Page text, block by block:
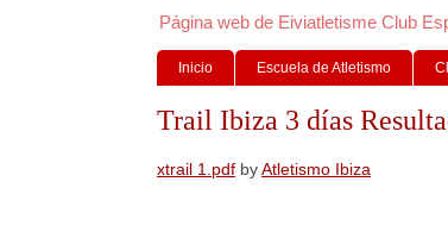
Página web de Eiviatletisme Club
Inicio Escuela de Atletismo
Trail Ibiza 3 días
xtrail 1.pdf byAtletismo Ibiza